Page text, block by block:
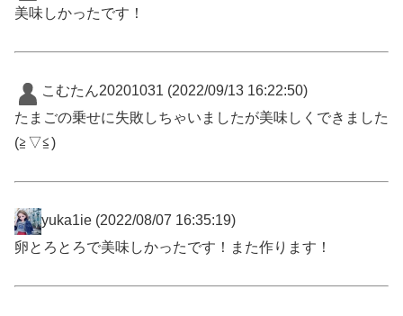
美味しかったです！
こむたん20201031 (2022/09/13 16:22:50)
たまごの乗せに失敗しちゃいましたが美味しくできました
(≧▽≦)
yuka1ie (2022/08/07 16:35:19)
卵とろとろで美味しかったです！また作ります！